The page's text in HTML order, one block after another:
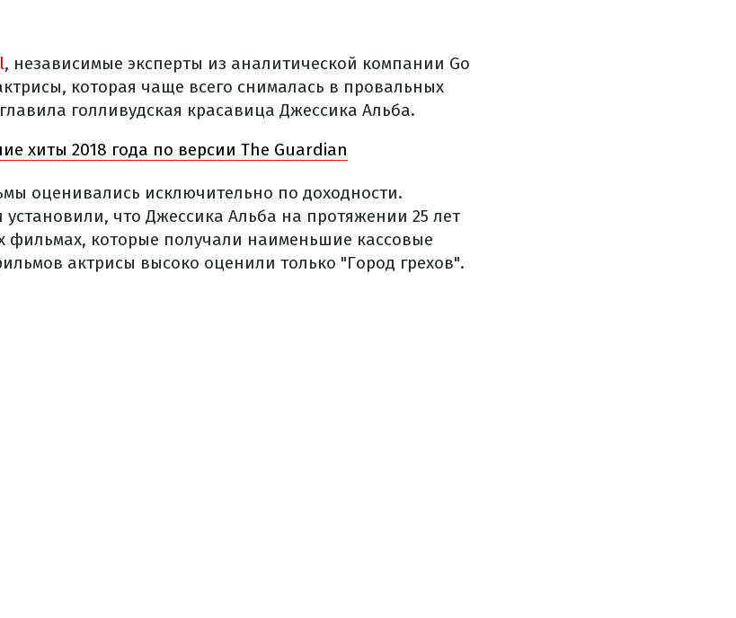
, независимые эксперты из аналитической компании Go
которая чаще всего снималась в провальных
голливудская красавица Джессика Альба.
хиты 2018 года по версии The Guardian
оценивались исключительно по доходности.
что Джессика Альба на протяжении 25 лет
фильмах, которые получали наименьшие кассовые
актрисы высоко оценили только "Город грехов".